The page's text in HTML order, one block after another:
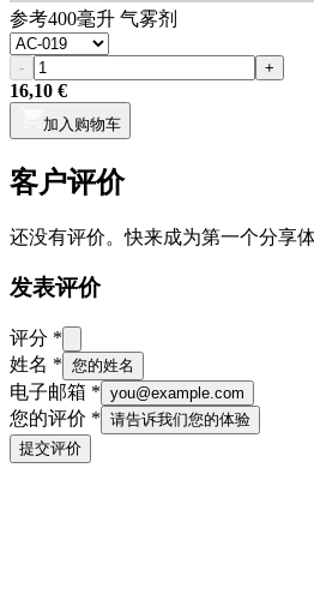
参考400毫升 气雾剂
- +
16,10 €
加入购物车
客户评价
还没有评价。快来成为第一个分享体
发表评价
评分 *
姓名 * 您的姓名
电子邮箱 * you@example.com
您的评价 * 请告诉我们您的体验
提交评价